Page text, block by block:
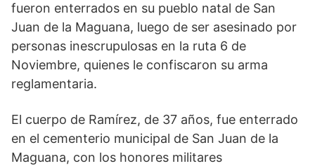
fueron enterrados en su pueblo natal de San
Juan de la Maguana, luego de ser asesinado por
personas inescrupulosas en la ruta 6 de
Noviembre, quienes le confiscaron su arma
reglamentaria.
El cuerpo de Ramírez, de 37 años, fue enterrado
en el cementerio municipal de San Juan de la
Maguana, con los honores militares